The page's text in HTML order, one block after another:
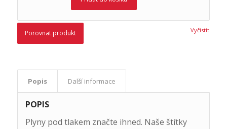
Vyčistit
Porovnat produkt
Popis Další informace
POPIS
Plyny pod tlakem značte ihned. Naše štítky